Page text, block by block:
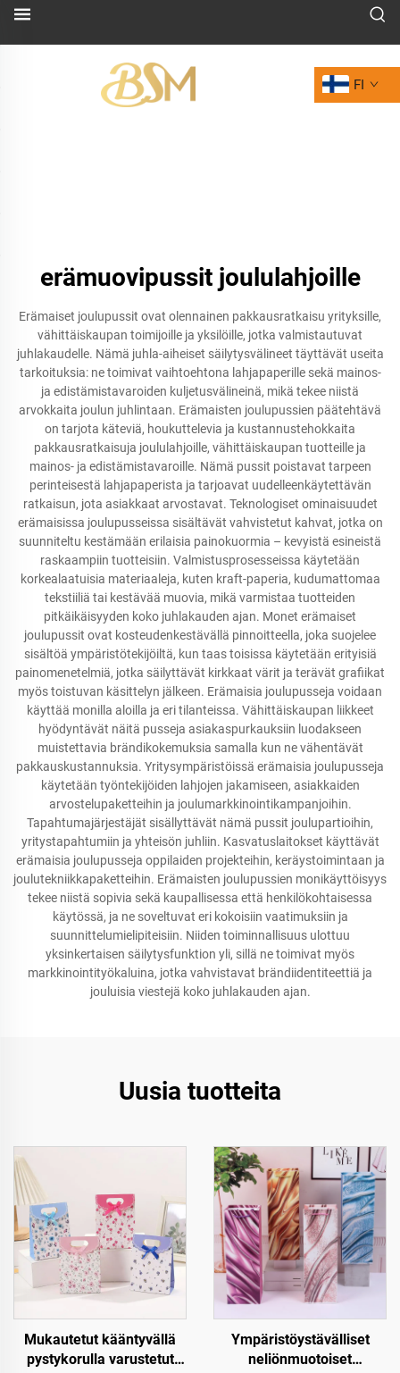
FI
erämuovipussit joululahjoille
Erämaiset joulupussit ovat olennainen pakkausratkaisu yrityksille,
vähittäiskaupan toimijoille ja yksilöille, jotka valmistautuvat
juhlakaudelle. Nämä juhla-aiheiset säilytysvälineet täyttävät useita
tarkoituksia: ne toimivat vaihtoehtona lahjapaperille sekä mainos-
ja edistämistavaroiden kuljetusvälineinä, mikä tekee niistä
arvokkaita joulun juhlintaan. Erämaisten joulupussien päätehtävä
on tarjota käteviä, houkuttelevia ja kustannustehokkaita
pakkausratkaisuja joululahjoille, vähittäiskaupan tuotteille ja
mainos- ja edistämistavaroille. Nämä pussit poistavat tarpeen
perinteisestä lahjapaperista ja tarjoavat uudelleenkäytettävän
ratkaisun, jota asiakkaat arvostavat. Teknologiset ominaisuudet
erämaisissa joulupusseissa sisältävät vahvistetut kahvat, jotka on
suunniteltu kestämään erilaisia painokuormia – kevyistä esineistä
raskaampiin tuotteisiin. Valmistusprosesseissa käytetään
korkealaatuisia materiaaleja, kuten kraft-paperia, kudumattomaa
tekstiiliä tai kestävää muovia, mikä varmistaa tuotteiden
pitkäikäisyyden koko juhlakauden ajan. Monet erämaiset
joulupussit ovat kosteudenkestävällä pinnoitteella, joka suojelee
sisältöä ympäristötekijöiltä, kun taas toisissa käytetään erityisiä
painomenetelmiä, jotka säilyttävät kirkkaat värit ja terävät grafiikat
myös toistuvan käsittelyn jälkeen. Erämaisia joulupusseja voidaan
käyttää monilla aloilla ja eri tilanteissa. Vähittäiskaupan liikkeet
hyödyntävät näitä pusseja asiakaspurkauksiin luodakseen
muistettavia brändikokemuksia samalla kun ne vähentävät
pakkauskustannuksia. Yritysympäristöissä erämaisia joulupusseja
käytetään työntekijöiden lahjojen jakamiseen, asiakkaiden
arvostelupaketteihin ja joulumarkkinointikampanjoihin.
Tapahtumajärjestäjät sisällyttävät nämä pussit joulupartioihin,
yritystapahtumiin ja yhteisön juhliin. Kasvatuslaitokset käyttävät
erämaisia joulupusseja oppilaiden projekteihin, keräystoimintaan ja
joulutekniikkapaketteihin. Erämaisten joulupussien monikäyttöisyys
tekee niistä sopivia sekä kaupallisessa että henkilökohtaisessa
käytössä, ja ne soveltuvat eri kokoisiin vaatimuksiin ja
suunnittelumielipiteisiin. Niiden toiminnallisuus ulottuu
yksinkertaisen säilytysfunktion yli, sillä ne toimivat myös
markkinointityökaluina, jotka vahvistavat brändiidentiteettiä ja
jouluisia viestejä koko juhlakauden ajan.
Uusia tuotteita
Mukautetut kääntyvällä
pystykorulla varustetut
Ympäristöystävälliset
neliönmuotoiset